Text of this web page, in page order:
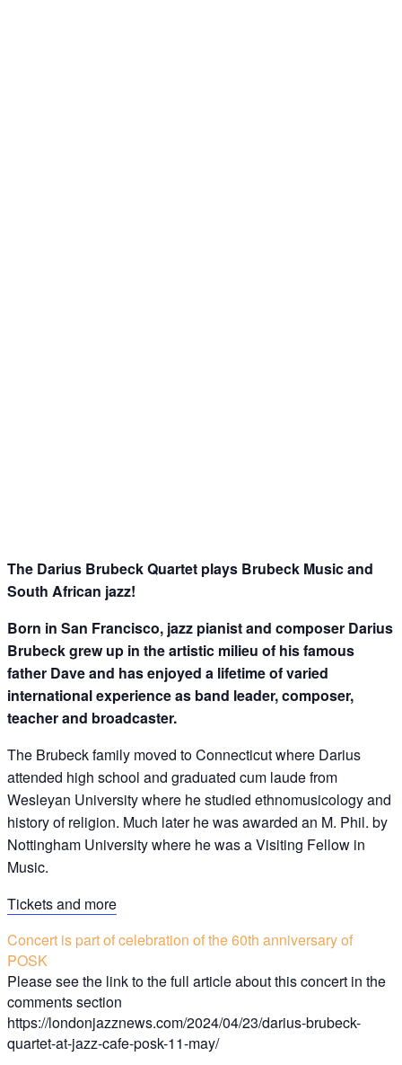
The Darius Brubeck Quartet plays Brubeck Music and
South African jazz!
Born in San Francisco, jazz pianist and composer Darius
Brubeckgrew up in the artistic milieu of his famous
father Daveand has enjoyed a lifetime of varied
international experience as band leader, composer,
teacher and broadcaster.
The Brubeck family moved to Connecticut where Darius
attended high school and graduated cum laude from
Wesleyan University where he studied ethnomusicology and
history of religion. Much later he was awarded an M. Phil. by
Nottingham University where he was a Visiting Fellow in
Music.
Tickets and more
Concert is part of celebration of the 60th anniversary of
POSK
Please see the link to the full article about this concert in the
comments section
https://londonjazznews.com/2024/04/23/darius-brubeck-
quartet-at-jazz-cafe-posk-11-may/